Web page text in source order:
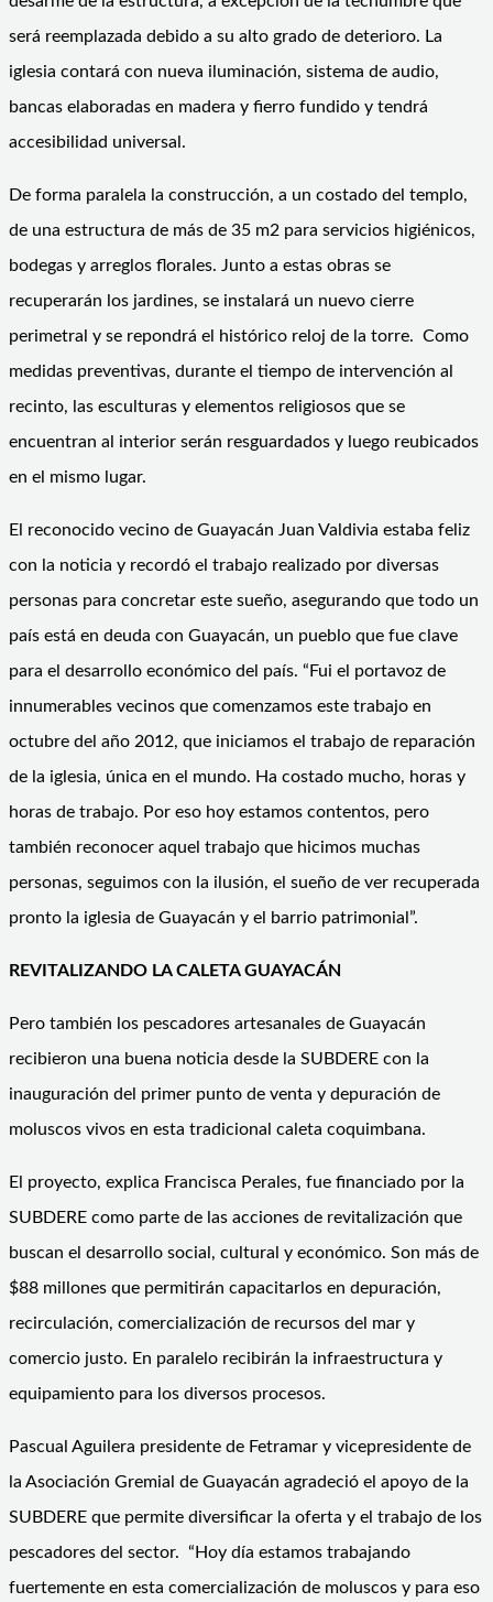
será reemplazada debido a su alto grado de deterioro. La
iglesia contará con nueva iluminación, sistema de audio,
bancas elaboradas en madera y fierro fundido y tendrá
accesibilidad universal.
De forma paralela la construcción, a un costado del templo,
de una estructura de más de 35 m2 para servicios higiénicos,
bodegas y arreglos florales. Junto a estas obras se
recuperarán los jardines, se instalará un nuevo cierre
perimetral y se repondrá el histórico reloj de la torre. Como
medidas preventivas, durante el tiempo de intervención al
recinto, las esculturas y elementos religiosos que se
encuentran al interior serán resguardados y luego reubicados
en el mismo lugar.
El reconocido vecino de Guayacán Juan Valdivia estaba feliz
con la noticia y recordó el trabajo realizado por diversas
personas para concretar este sueño, asegurando que todo un
país está en deuda con Guayacán, un pueblo que fue clave
para el desarrollo económico del país. “Fui el portavoz de
innumerables vecinos que comenzamos este trabajo en
octubre del año 2012, que iniciamos el trabajo de reparación
de la iglesia, única en el mundo. Ha costado mucho, horas y
horas de trabajo. Por eso hoy estamos contentos, pero
también reconocer aquel trabajo que hicimos muchas
personas, seguimos con la ilusión, el sueño de ver recuperada
pronto la iglesia de Guayacán y el barrio patrimonial”.
REVITALIZANDO LA CALETA GUAYACÁN
Pero también los pescadores artesanales de Guayacán
recibieron una buena noticia desde la SUBDERE con la
inauguración del primer punto de venta y depuración de
moluscos vivos en esta tradicional caleta coquimbana.
El proyecto, explica Francisca Perales, fue financiado por la
SUBDERE como parte de las acciones de revitalización que
buscan el desarrollo social, cultural y económico. Son más de
$88 millones que permitirán capacitarlos en depuración,
recirculación, comercialización de recursos del mar y
comercio justo. En paralelo recibirán la infraestructura y
equipamiento para los diversos procesos.
Pascual Aguilera presidente de Fetramar y vicepresidente de
la Asociación Gremial de Guayacán agradeció el apoyo de la
SUBDERE que permite diversificar la oferta y el trabajo de los
pescadores del sector. “Hoy día estamos trabajando
fuertemente en esta comercialización de moluscos y para eso